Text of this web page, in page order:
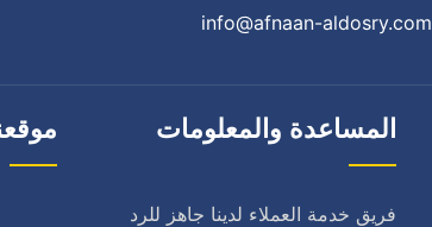
info@afnaan-aldosry.com
المساعدة والمعلومات
فريق خدمة العملاء لدينا جاهز للرد